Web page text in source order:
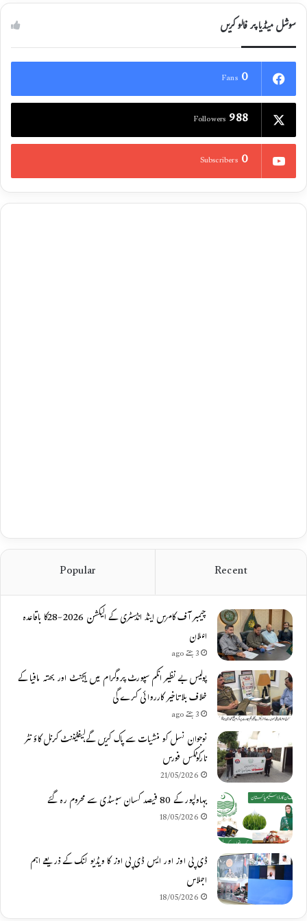
سوشل میڈیا پر فالو کریں
0
Fans
988
Followers
0
Subscribers
Recent
Popular
چیمبر آف کامرس اینڈ انڈسٹری کے الیکشن 2026-28کا باقاعدہ
اعلان
3 ہفتے ago
پولیس بے نظیر انکم سپورٹ پروگرام میں ایجنٹ اور بھتہ مافیا کے
خلاف بلاتاخیر کارروائی کرے گی
3 ہفتے ago
نوجوان نسل کو منشیات سے پاک کریں گے،لیفٹیننٹ کرنل کاؤنٹر
نارکوٹکس فورس
21/05/2026
بہاولپور کے 80 فیصد کسان سبسڈی سے محروم رہ گئے
18/05/2026
ڈی پی اوز اور ایس ڈی پی اوز کا ویڈیو لنک کے ذریعے اہم
اجلاس
18/05/2026